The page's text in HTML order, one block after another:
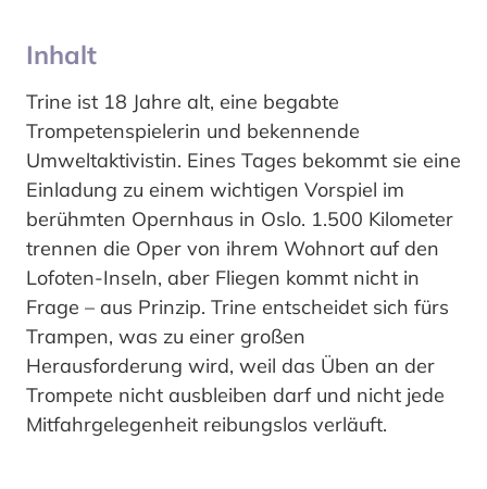
Inhalt
Trine ist 18 Jahre alt, eine begabte
Trompetenspielerin und bekennende
Umweltaktivistin. Eines Tages bekommt sie eine
Einladung zu einem wichtigen Vorspiel im
berühmten Opernhaus in Oslo. 1.500 Kilometer
trennen die Oper von ihrem Wohnort auf den
Lofoten-Inseln, aber Fliegen kommt nicht in
Frage – aus Prinzip. Trine entscheidet sich fürs
Trampen, was zu einer großen
Herausforderung wird, weil das Üben an der
Trompete nicht ausbleiben darf und nicht jede
Mitfahrgelegenheit reibungslos verläuft.